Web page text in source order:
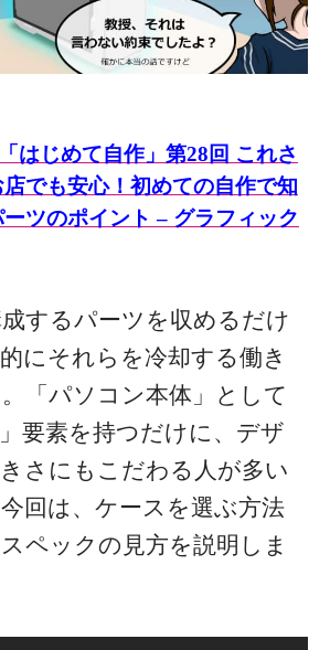
「はじめて自作」第28回 これさ
でも安心！初めての自作で知
ツのポイント – グラフィック
するパーツを収めるだけ
にそれらを冷却する働き
「パソコン本体」として
要素を持つだけに、デザ
さにもこだわる人が多い
回は、ケースを選ぶ方法
ペックの見方を説明しま